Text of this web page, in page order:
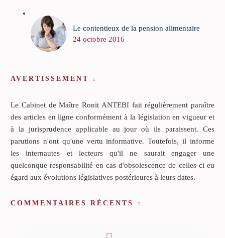
Le contentieux de la pension alimentaire
24 octobre 2016
AVERTISSEMENT
Le Cabinet de Maître Ronit ANTEBI fait régulièrement paraître
des articles en ligne conformément à la législation en vigueur et
à la jurisprudence applicable au jour où ils paraissent. Ces
parutions n'ont qu'une vertu informative. Toutefois, il informe
les internautes et lecteurs qu'il ne saurait engager une
quelconque responsabilité en cas d'obsolescence de celles-ci eu
égard aux évolutions législatives postérieures à leurs dates.
COMMENTAIRES RÉCENTS